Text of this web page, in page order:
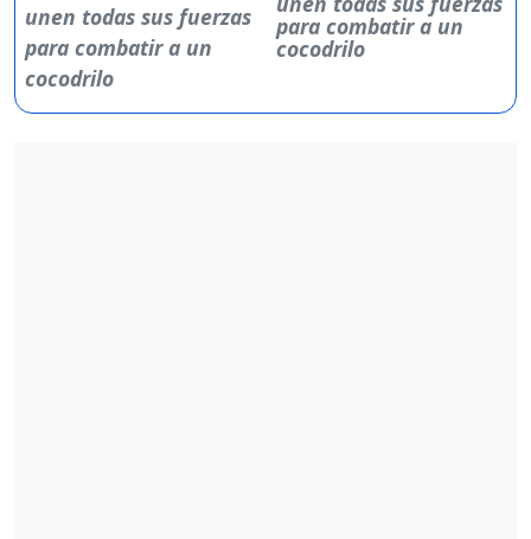
para combatir a un
cocodrilo